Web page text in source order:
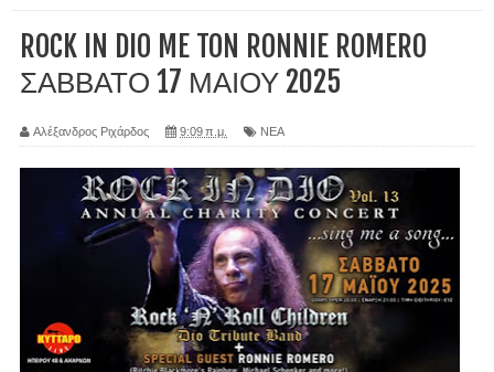
ROCK IN DIO ME TON RONNIE ROMERO
ΣΑΒΒΑΤΟ 17 ΜΑΙΟΥ 2025
Αλέξανδρος Ριχάρδος 9:09 π.μ. ΝΕΑ